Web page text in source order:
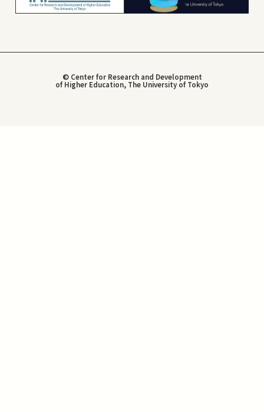
© Center for Research and Development
of Higher Education, The University of Tokyo